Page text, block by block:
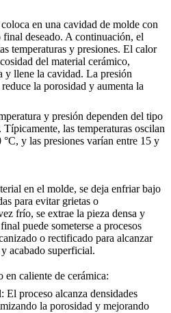
en una cavidad de molde con
deseado. A continuación, el
temperaturas y presiones. El calor
del material cerámico,
y llene la cavidad. La presión
la porosidad y aumenta la
y presión dependen del tipo
las temperaturas oscilan
y las presiones varían entre 15 y
en el molde, se deja enfriar bajo
para evitar grietas o
frío, se extrae la pieza densa y
puede someterse a procesos
o rectificado para alcanzar
acabado superficial.
en caliente de cerámica:
El proceso alcanza densidades
la porosidad y mejorando